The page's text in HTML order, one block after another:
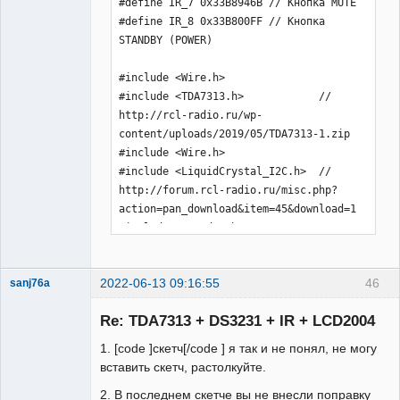
46
sanj76a 2022-06-13 09:16:55
Re: TDA7313 + DS3231 + IR + LCD2004
1. [code ]скетч[/code ] я так и не понял, не могу
вставить скетч, растолкуйте.
2. В последнем скетче вы не внесли поправку